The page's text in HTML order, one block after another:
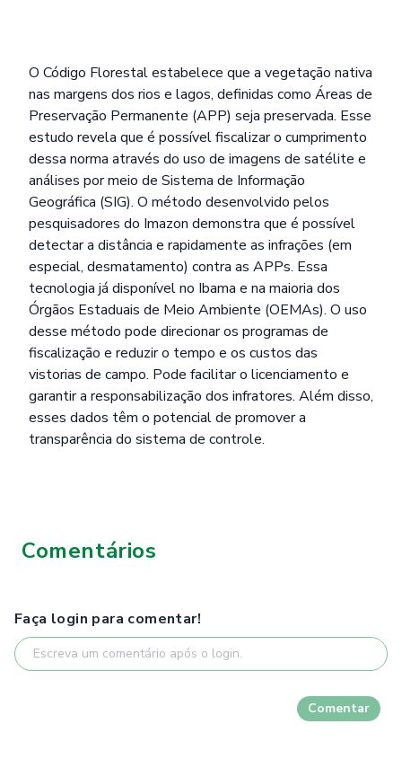
O Código Florestal estabelece que a vegetação nativa
nas margens dos rios e lagos, definidas como Áreas de
Preservação Permanente (APP) seja preservada. Esse
estudo revela que é possível fiscalizar o cumprimento
dessa norma através do uso de imagens de satélite e
análises por meio de Sistema de Informação
Geográfica (SIG). O método desenvolvido pelos
pesquisadores do Imazon demonstra que é possível
detectar a distância e rapidamente as infrações (em
especial, desmatamento) contra as APPs. Essa
tecnologia já disponível no Ibama e na maioria dos
Órgãos Estaduais de Meio Ambiente (OEMAs). O uso
desse método pode direcionar os programas de
fiscalização e reduzir o tempo e os custos das
vistorias de campo. Pode facilitar o licenciamento e
garantir a responsabilização dos infratores. Além disso,
esses dados têm o potencial de promover a
transparência do sistema de controle.
Comentários
Faça login para comentar!
Comentar